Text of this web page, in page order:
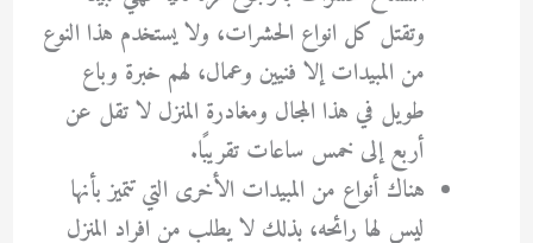
وتقتل كل انواع الحشرات، ولا يستخدم هذا النوع
من المبيدات إلا فنيين وعمال، لهم خبرة وباع
طويل في هذا المجال ومغادرة المنزل لا تقل عن
أربع إلى خمس ساعات تقريبًا.
هناك أنواع من المبيدات الأخرى التي تتميز بأنها
ليس لها رائحه، بذلك لا يطلب من افراد المنزل